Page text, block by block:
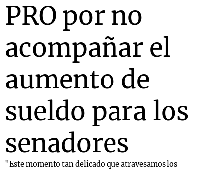
PRO por no
acompañar el
aumento de
sueldo para los
senadores
"Este momento tan delicado que atravesamos los